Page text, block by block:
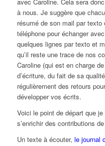
à nous. Je suggère que
résumé de son mail par
téléphone pour échanger
quelques lignes par texto et
qu’il reste une trace de nos
Caroline (qui est en charge
d’écriture, du fait de sa
régulièrement des retours
développer vos écrits.
Voici le point de départ que
s’enrichir des contributions
Un texte à écouter, le journal